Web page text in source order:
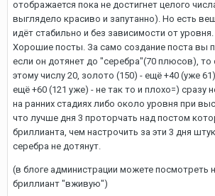
отображается пока не достигнет целого
выглядело красиво и запутанно). Но есть
идёт стабильно и без зависимости от
Хорошие посты. За само создание поста вы
если он дотянет до "серебра"(70 плюсов), то
этому числу 20, золото (150) - ещё +40 (уже
ещё +60 (121 уже) - не так то и плохо=) сразу
на ранних стадиях либо около уровня при
что лучше дня 3 проторчать над постом
бриллианта, чем настрочить за эти 3 дня
серебра не дотянут.
(в блоге администрации можете посмотреть
бриллиант "вживую")